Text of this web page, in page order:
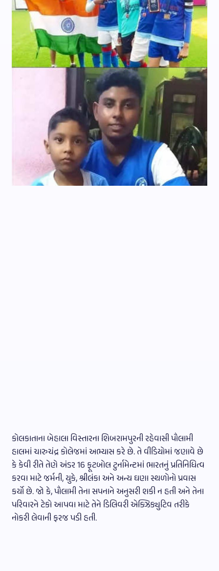
કોલકાતાના બેહાલા વિસ્તારના શિબરામપુરની રહેવાસી પૌલામી
હાલમાં ચારુચંદ્ર કોલેજમાં અભ્યાસ કરે છે. તે વીડિયોમાં જણાવે છે
કે કેવી રીતે તેણે અંડર 16 ફૂટબોલ ટુર્નામેન્ટમાં ભારતનું પ્રતિનિધિત્વ
કરવા માટે જર્મની, યુકે, શ્રીલંકા અને અન્ય ઘણા સ્થળોનો પ્રવાસ
કર્યો છે. જો કે, પૌલામી તેના સપનાને અનુસરી શકી ન હતી અને તેના
પરિવારને ટેકો આપવા માટે તેને ડિલિવરી એક્ઝિક્યુટિવ તરીકે
નોકરી લેવાની ફરજ પડી હતી.